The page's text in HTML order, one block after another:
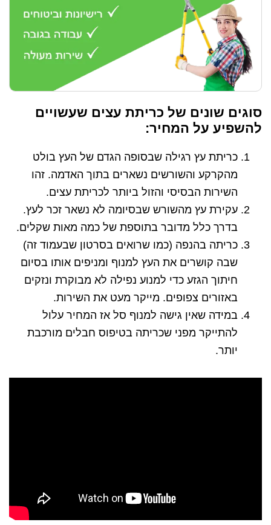
סוגים שונים של כריתת עצים שעשויים
להשפיע על המחיר:
כריתת עץ רגילה שבסופה הגדם של העץ בולט
מהקרקע והשורשים נשארים בתוך האדמה. זהו
השירות הבסיסי והזול ביותר לכריתת עצים.
עקירת עץ מהשורש שבסיומה לא נשאר זכר לעץ.
בדרך כלל מדובר בתוספת של כמה מאות שקלים.
כריתה בהנפה (כמו שרואים בסרטון שבעמוד זה)
שבה קושרים את העץ למנוף ומניפים אותו בסיום
חיתוך הגזע כדי למנוע נפילה לא מבוקרת ונזקים
באזורים צפופים. מייקר מעט את השירות.
במידה שאין גישה למנוף סל אז המחיר עלול
להתייקר מפני שכריתה בטיפוס חבלים מורכבת
יותר.